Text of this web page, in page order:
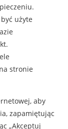
użyte
stronie
aby
zapamiętując
„Akceptuj